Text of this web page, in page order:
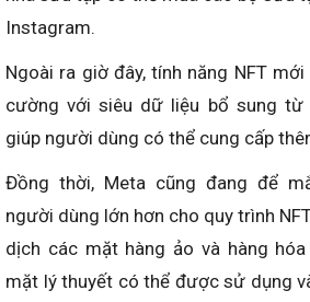
Instagram.
Ngoài ra giờ đây, tính năng NFT
cường với siêu dữ liệu bổ sung từ
giúp người dùng có thể cung cấp
Đồng thời, Meta cũng đang để
người dùng lớn hơn cho quy trình
dịch các mặt hàng ảo và hàng
mặt lý thuyết có thể được sử dụng